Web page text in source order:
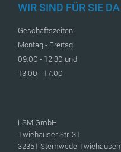
WIR SIND FÜR SIE DA
Geschäftszeiten
Montag - Freitag
09:00 - 12:30 und
13:00 - 17:00
LSM GmbH
Twiehauser Str. 31
32351 Stemwede Twiehausen